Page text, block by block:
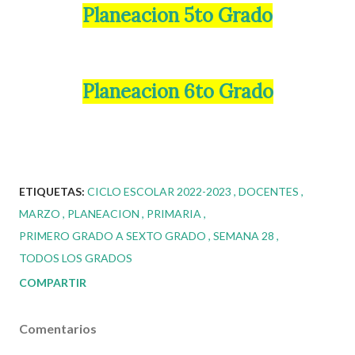
Planeacion 5to Grado
Planeacion 6to Grado
ETIQUETAS: CICLO ESCOLAR 2022-2023 DOCENTES
MARZO
PLANEACION
PRIMARIA
PRIMERO GRADO A SEXTO GRADO SEMANA 28
TODOS LOS GRADOS
COMPARTIR
Comentarios